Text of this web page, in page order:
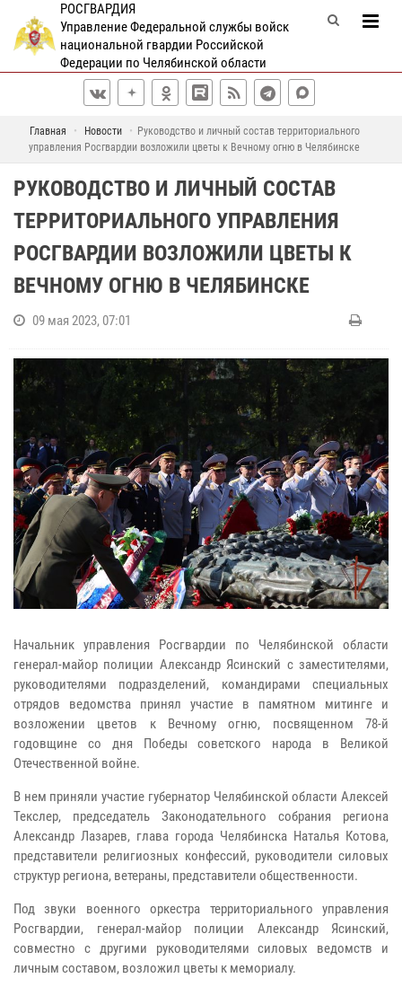
РОСГВАРДИЯ
Управление Федеральной службы войск
национальной гвардии Российской
Федерации по Челябинской области
Главная Новости
Руководство и личный состав территориального
управления Росгвардии возложили цветы к Вечному огню в Челябинске
РУКОВОДСТВО И ЛИЧНЫЙ СОСТАВ
ТЕРРИТОРИАЛЬНОГО УПРАВЛЕНИЯ
РОСГВАРДИИ ВОЗЛОЖИЛИ ЦВЕТЫ К
ВЕЧНОМУ ОГНЮ В ЧЕЛЯБИНСКЕ
09 мая 2023, 07:01
Начальник управления Росгвардии по Челябинской области
генерал-майор полиции Александр Ясинский с заместителями,
руководителями подразделений, командирами специальных
отрядов ведомства принял участие в памятном митинге и
возложении цветов к Вечному огню, посвященном 78-й
годовщине со дня Победы советского народа в Великой
Отечественной войне.
В нем приняли участие губернатор Челябинской области Алексей
Текслер, председатель Законодательного собрания региона
Александр Лазарев, глава города Челябинска Наталья Котова,
представители религиозных конфессий, руководители силовых
структур региона, ветераны, представители общественности.
Под звуки военного оркестра территориального управления
Росгвардии, генерал-майор полиции Александр Ясинский,
совместно с другими руководителями силовых ведомств и
личным составом, возложил цветы к мемориалу.